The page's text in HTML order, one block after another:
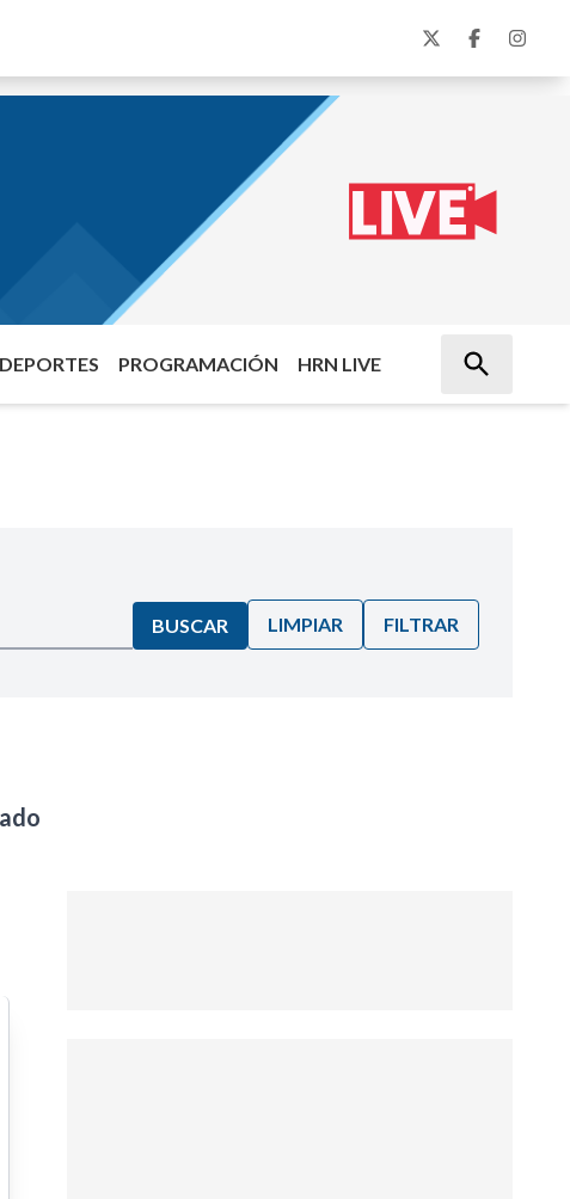
DEPORTES PROGRAMACIÓN HRN LIVE
BUSCAR LIMPIAR FILTRAR